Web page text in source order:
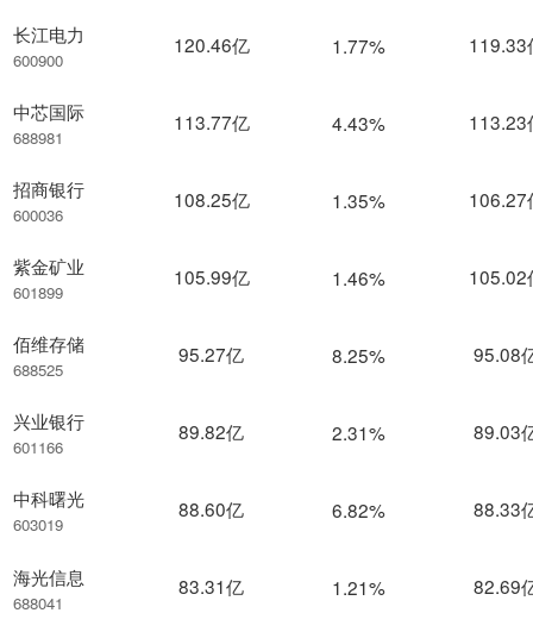
长江电力
600900
中芯国际
688981
招商银行
600036
紫金矿业
601899
佰维存储
688525
兴业银行
601166
中科曙光
603019
海光信息
688041
120.46亿 1.77% 119.33
113.77亿 4.43% 113.23
108.25亿 1.35% 106.27
105.99亿 1.46% 105.02
95.27亿 8.25% 95.08
89.82亿 2.31% 89.03
88.60亿 6.82% 88.33
83.31亿 1.21% 82.69